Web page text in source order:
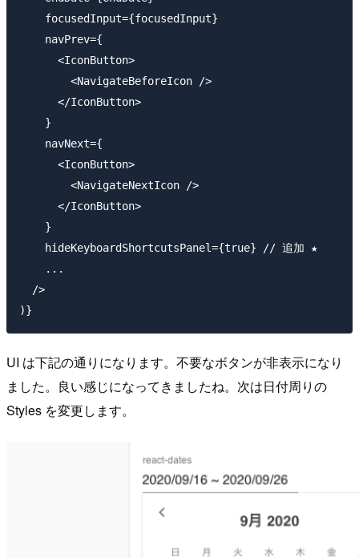
    focusedInput={focusedInput}
    navPrev={
      <IconButton>
        <NavigateBeforeIcon />
      </IconButton>
    }
    navNext={
      <IconButton>
        <NavigateNextIcon />
      </IconButton>
    }
    hideKeyboardShortcutsPanel={true} // 追加 ★
    ...
  />
UI は下記の通りになります。不要なボタンが非表示になり
ました。良い感じになってきましたね。次は日付周りの
Styles を変更します。